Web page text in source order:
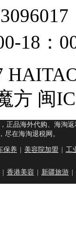
18：
方 闽
正品海外代购、海淘
尽在海淘退税网。
保养 美容院加盟 工
香港美容 新疆旅游